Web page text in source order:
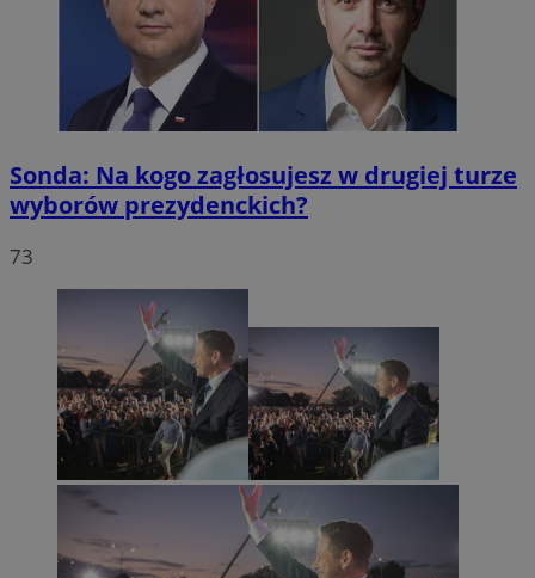
Sonda: Na kogo zagłosujesz w drugiej turze
wyborów prezydenckich?
73